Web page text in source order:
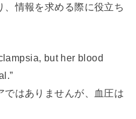
、情報を求める際に役立ち
but her blood
ではありませんが、血圧は